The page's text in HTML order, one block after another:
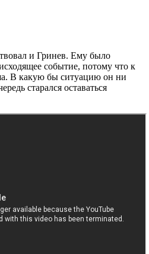
и Гринев. Ему было
событие, потому что к
В какую бы ситуацию он ни
старался оставаться